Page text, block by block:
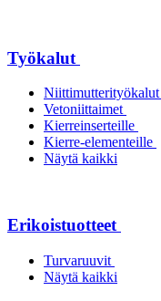
Työkalut
Niittimutterityökalut
Vetoniittaimet
Kierreinserteille
Kierre-elementeille
Näytä kaikki
Erikoistuotteet
Turvaruuvit
Näytä kaikki